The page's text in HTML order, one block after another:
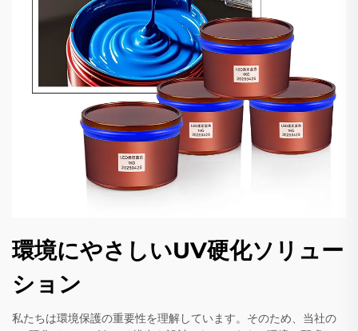
環境にやさしいUV硬化ソリュー
ション
私たちは環境保護の重要性を理解しています。そのため、当社の